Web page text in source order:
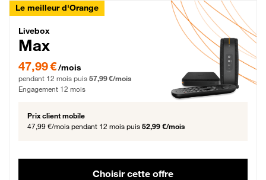
Le meilleur d'Orange
Livebox Max Fibre
Livebox
Max
47,99 € par mois pendant 12 mois puis 57,99 € par mois, Engagement 12 mois
47,99 €/mois
pendant 12 mois puis 57,99 €/mois
Engagement 12 mois
Prix client mobile
47,99 €/mois pendant 12 mois puis 52,99 €/mois
Choisir cette offre